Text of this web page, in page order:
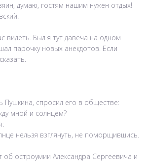
думаю, гостям нашим нужен отдых!
видеть. Был я тут давеча на одном
парочку новых анекдотов. Если
Пушкина, спросил его в обществе:
мной и солнцем?
нельзя взглянуть, не поморщившись.
остроумии Александра Сергеевича и